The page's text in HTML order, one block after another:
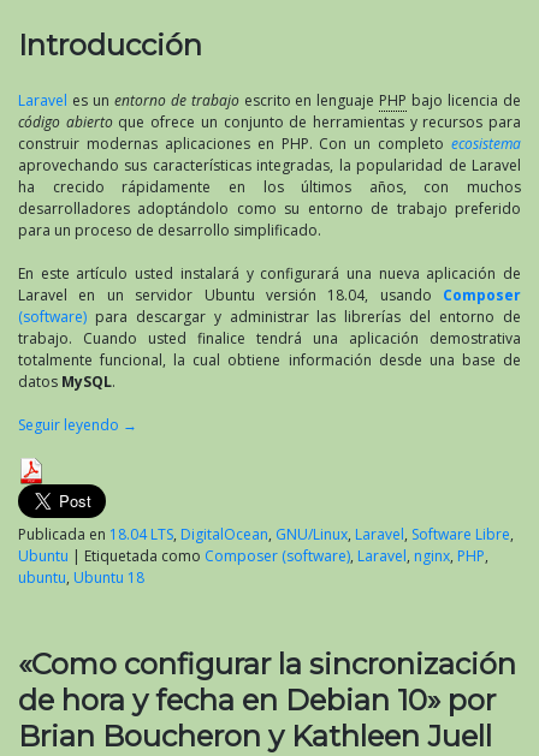
Introducción
Laravel es un entorno de trabajoescrito en lenguaje PHP bajo licencia de
código abierto que ofrece un conjunto de herramientas y recursos para
construir modernas aplicaciones en PHP. Con un completo ecosistema
aprovechando sus características integradas, la popularidad de Laravel
ha crecido rápidamente en los últimos años, con muchos
desarrolladores adoptándolo como su entorno de trabajo preferido
para un proceso de desarrollo simplificado.
En este artículo usted instalará y configurará una nueva aplicación de
Laravel en un servidor Ubuntu versión 18.04, usando Composer
(software) para descargar y administrar las librerías del entorno de
trabajo. Cuando usted finalice tendrá una aplicación demostrativa
totalmente funcional, la cual obtiene información desde una base de
datos MySQL.
Seguir leyendo →
Publicada en 18.04 LTS, DigitalOcean, GNU/Linux, Laravel, Software Libre,
Ubuntu
Etiquetada como Composer (software), Laravel, nginx, PHP,
ubuntu, Ubuntu 18
«Como configurar la sincronización
de hora y fecha en Debian 10» por
Brian Boucheron y Kathleen Juell